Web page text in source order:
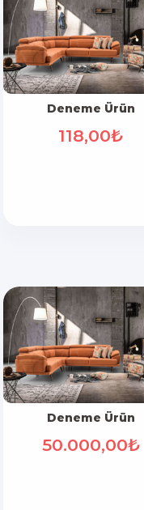
Deneme Ürün
118,00₺
Deneme Ürün
50.000,00₺